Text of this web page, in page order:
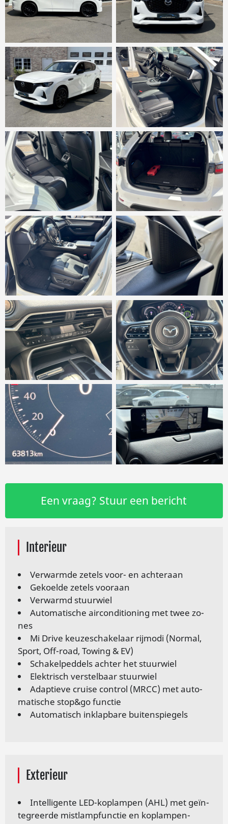
Een vraag? Stuur een bericht
Interieur
Verwarmde zetels voor- en achteraan
Gekoelde zetels vooraan
Verwarmd stuurwiel
Au­to­ma­ti­sche air­con­di­ti­o­ning met twee zo­
nes
Mi Dri­ve keu­ze­scha­ke­laar rij­mo­di (Nor­mal,
Sport, Off-road, To­wing & EV)
Scha­kel­ped­dels ach­ter het stuur­wiel
Elek­trisch ver­stel­baar stuur­wiel
Adap­tie­ve crui­se con­trol (MRCC) met au­to­
ma­ti­sche stop&go func­tie
Au­to­ma­tisch in­klap­ba­re bui­ten­spie­gels
Exterieur
In­tel­li­gen­te LED-kop­lam­pen (AHL) met ge­ïn­
te­greer­de mist­lamp­func­tie en kop­lam­pen­